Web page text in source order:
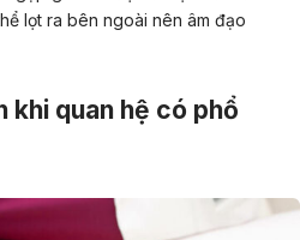
lọt ra bên ngoài nên âm đạo
khi quan hệ có phổ